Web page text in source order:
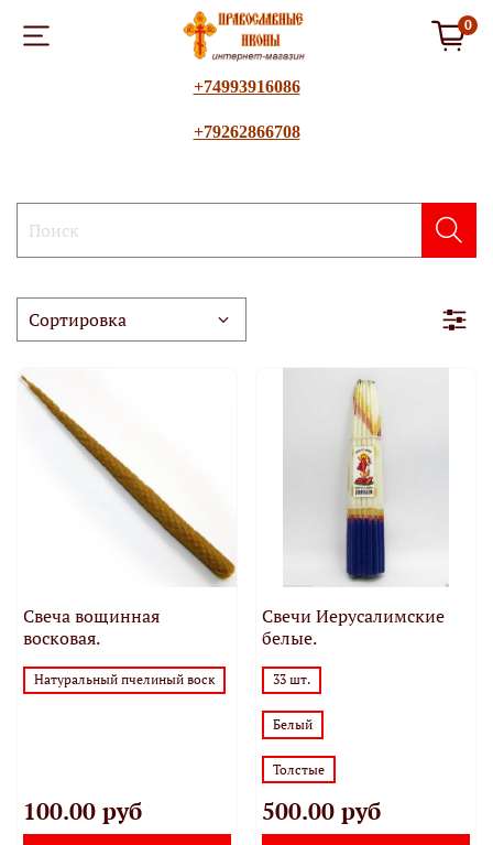
0
+74993916086
+79262866708
Свеча вощинная
восковая.
Натуральный пчелиный воск
100.00 руб
Свечи Иерусалимские
белые.
33 шт.
Белый
Толстые
500.00 руб